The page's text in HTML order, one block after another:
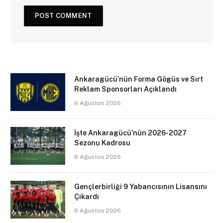
Ankaragücü’nün Forma Gögüs ve Sırt
Reklam Sponsorları Açıklandı
6 Ağustos 2026
İşte Ankaragücü’nün 2026-2027
Sezonu Kadrosu
6 Ağustos 2026
Gençlerbirliği 9 Yabancısının Lisansını
Çıkardı
6 Ağustos 2026